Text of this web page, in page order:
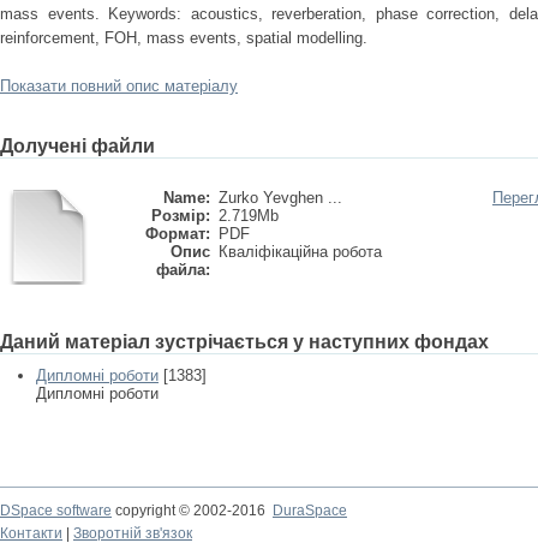
mass events. Keywords: acoustics, reverberation, phase correction,
reinforcement, FOH, mass events, spatial modelling.
Показати повний опис матеріалу
Долучені файли
Name: Zurko Yevghen ...
Розмір: 2.719Mb
Формат:
PDF
Опис
файла:
Кваліфікаційна робота
Даний матеріал зустрічається у наступних фондах
Дипломні роботи [1383]
Дипломні роботи
DSpace software copyright © 2002-2016
DuraSpace
Контакти
Зворотній зв'язок